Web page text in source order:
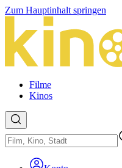
Zum Hauptinhalt springen
Filme
Kinos